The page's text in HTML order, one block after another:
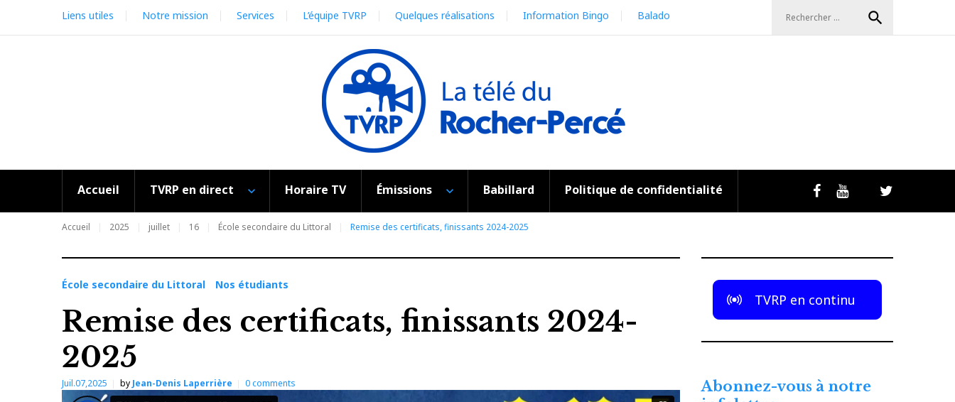
content
Liens utiles Notre mission Services L’équipe TVRP Quelques réalisations Information Bingo Balado search
Accueil TVRP en direct Horaire TV Émissions Babillard Politique de confidentialité FacebookYoutube Livestream
Twitter
Accueil 2025 juillet 16 École secondaire du Littoral Remise des certificats, finissants 2024-2025
École secondaire du Littoral Nos étudiants
Remise des certificats, finissants 2024-
2025
Juil.07,2025 by Jean-Denis Laperrière 0comments
TVRP en continu
Abonnez-vous à notre